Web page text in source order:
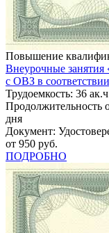
Повышение
Внеурочные
с ОВЗ в
Трудоемкость: 36
Продолжительность
дня
Документ:
от 950 руб.
ПОДРОБНО